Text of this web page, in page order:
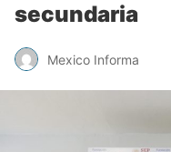
secundaria
Mexico Informa